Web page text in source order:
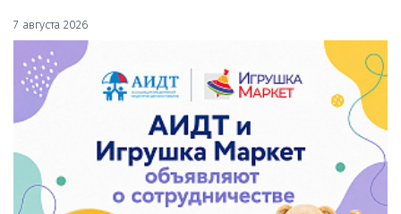
7 августа 2026